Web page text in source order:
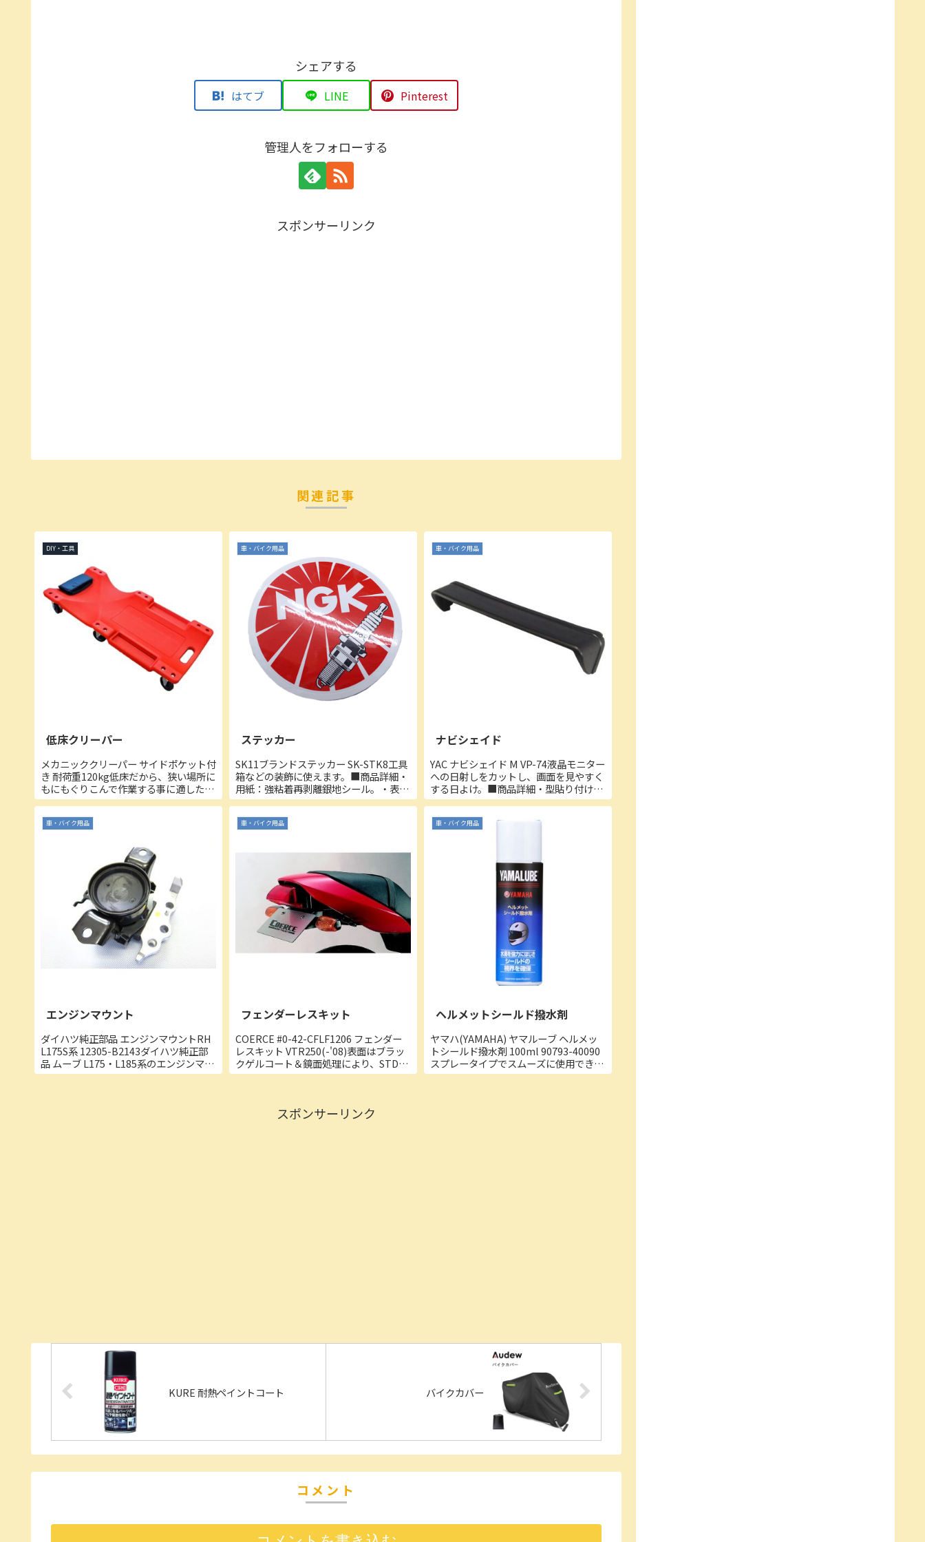
シェアする
はてブ LINE Pinterest
管理人をフォローする
スポンサーリンク
関連記事
DIY・工具
低床クリーパー
メカニッククリーパー サイドポケット付
き 耐荷重120kg低床だから、狭い場所に
もにもぐりこんで作業する事に適したク
リーパーです。■商品詳細・重さ：約
4kg
車・バイク用品
ステッカー
SK11ブランドステッカー SK-STK8工具
箱などの装飾に使えます。■商品詳細・
用紙：強粘着再剥離銀地シール。・表面
加工：マットPP。・寸法：
101×198×0.3mm。・重量：5.5g。・
パッケージ寸法 :90×161×0.2mm。・
車・バイク用品
ナビシェイド
YAC ナビシェイド M VP-74液晶モニター
への日射しをカットし、画面を見やすく
する日よけ。■商品詳細・型貼り付け可
能範囲：ナビ画面/約202mm
車・バイク用品
エンジンマウント
ダイハツ純正部品 エンジンマウントRH
L175S系 12305-B2143ダイハツ純正部
品 ムーブ L175・L185系のエンジンマウ
ント（運転席側）です。■商品詳細・メ
車・バイク用品
フェンダーレスキット
COERCE #0-42-CFLF1206 フェンダー
レスキット VTR250(-'08)表面はブラッ
クゲルコート＆鏡面処理により、STDの
樹脂製フェンダーに比較して格段に質感
車・バイク用品
ヘルメットシールド撥水剤
ヤマハ(YAMAHA) ヤマルーブ ヘルメッ
トシールド撥水剤 100ml 90793-40090
スプレータイプでスムーズに使用でき、
雨天時のシールド面の水滴をはじく作用
スポンサーリンク
KURE 耐熱ペイントコート バイクカバー
コメント